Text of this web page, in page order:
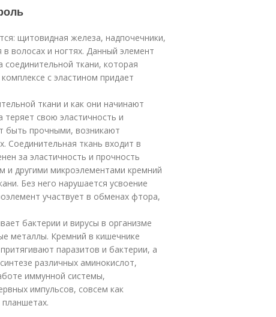
щитовидная железа, надпочечники,
волосах и ногтях. Данный элемент
соединительной ткани, которая
с эластином придает
ткани и как они начинают
теряет свою эластичность и
быть прочными, возникают
Соединительная ткань входит в
за эластичность и прочность
и другими микроэлементами кремний
Без него нарушается усвоение
участвует в обменах фтора,
бактерии и вирусы в организме
металлы. Кремний в кишечнике
паразитов и бактерии, а
различных аминокислот,
иммунной системы,
импульсов, совсем как